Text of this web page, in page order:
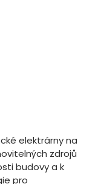
elektrárny na
zdrojů
budovy a k
pro